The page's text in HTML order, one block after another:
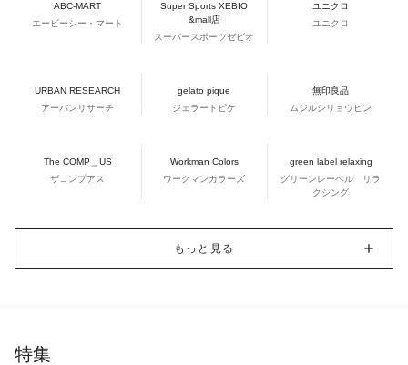
ABC-MART
エービーシー・マート
Super Sports XEBIO
&mall店
スーパースポーツゼビオ
ユニクロ
ユニクロ
URBAN RESEARCH
アーバンリサーチ
gelato pique
ジェラートピケ
無印良品
ムジルシリョウヒン
The COMP＿US
ザコンプアス
Workman Colors
ワークマンカラーズ
green label relaxing
グリーンレーベル リラ
クシング
もっと見る
特集